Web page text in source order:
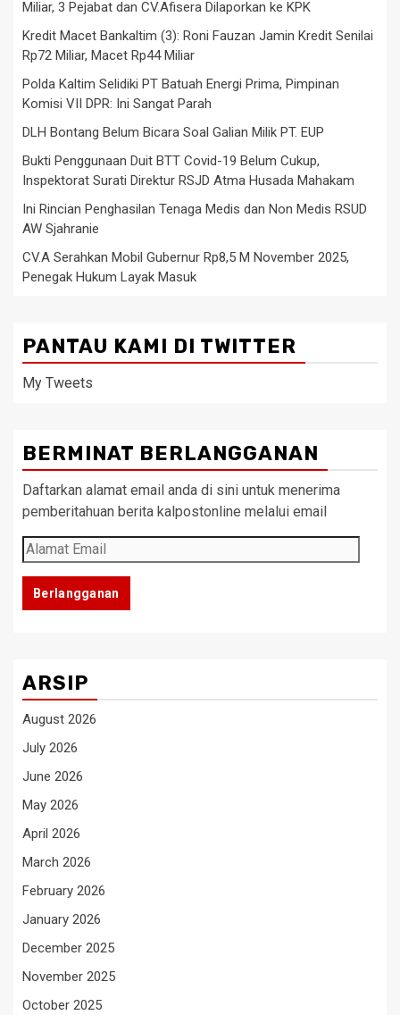
Miliar, 3 Pejabat dan CV.Afisera Dilaporkan ke KPK
Kredit Macet Bankaltim (3): Roni Fauzan Jamin Kredit Senilai
Rp72 Miliar, Macet Rp44 Miliar
Polda Kaltim Selidiki PT Batuah Energi Prima, Pimpinan
Komisi VII DPR: Ini Sangat Parah
DLH Bontang Belum Bicara Soal Galian Milik PT. EUP
Bukti Penggunaan Duit BTT Covid-19 Belum Cukup,
Inspektorat Surati Direktur RSJD Atma Husada Mahakam
Ini Rincian Penghasilan Tenaga Medis dan Non Medis RSUD
AW Sjahranie
CV.A Serahkan Mobil Gubernur Rp8,5 M November 2025,
Penegak Hukum Layak Masuk
PANTAU KAMI DI TWITTER
My Tweets
BERMINAT BERLANGGANAN
Daftarkan alamat email anda di sini untuk menerima
pemberitahuan berita kalpostonline melalui email
Alamat
Email
Berlangganan
ARSIP
August 2026
July 2026
June 2026
May 2026
April 2026
March 2026
February 2026
January 2026
December 2025
November 2025
October 2025